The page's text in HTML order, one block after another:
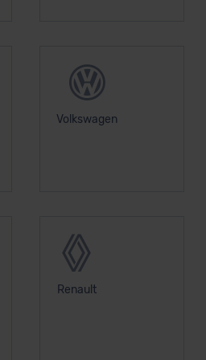
Volkswagen
Renault